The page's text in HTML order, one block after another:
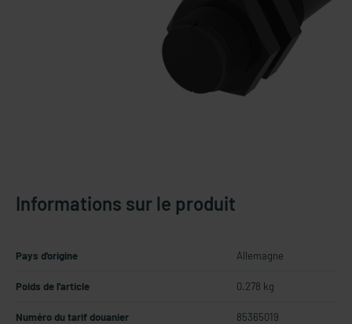
Informations sur le produit
Pays d'origine Allemagne
Poids de l'article 0.278 kg
Numéro du tarif douanier 85365019